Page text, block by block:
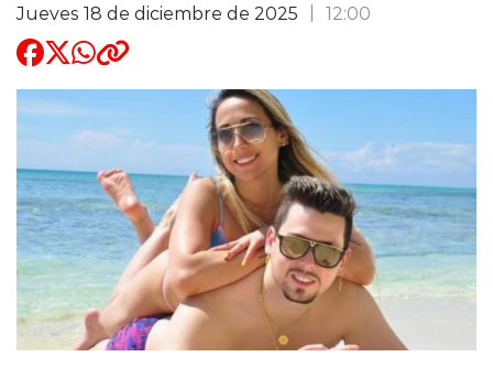
Deportes
Entrevistas
Quienes Somos
modo claro
Jueves 18 de diciembre de 2025 12:00